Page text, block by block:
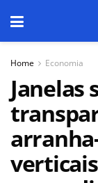
Home Economia
Janelas